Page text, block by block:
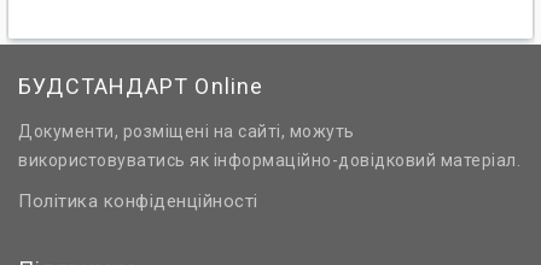
БУДСТАНДАРТ Online
Документи, розміщені на сайті, можуть
використовуватись як інформаційно-довідковий матеріал.
Політика конфіденційності